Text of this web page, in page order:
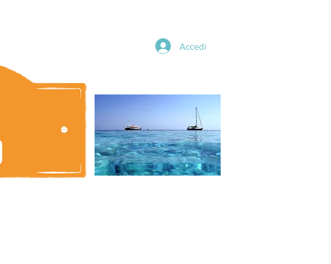
Accedi